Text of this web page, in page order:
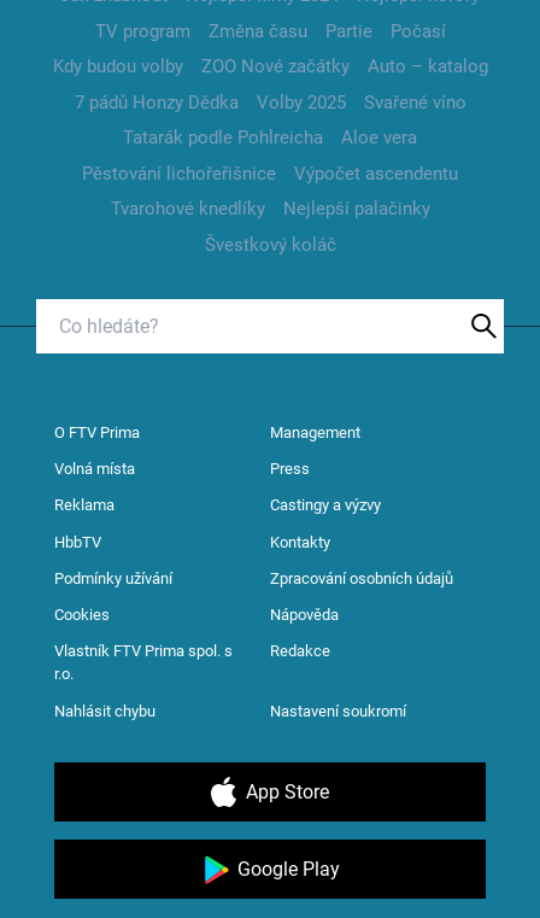
TV program
Změna času Partie
Počasí
Kdy budou volby
ZOO Nové začátky
Auto – katalog
7 pádů Honzy Dědka
Volby 2025
Svařené víno
Tatarák podle Pohlreicha
Aloe vera
Pěstování lichořeřišnice
Výpočet ascendentu
Tvarohové knedlíky
Nejlepší palačinky
Švestkový koláč
O FTV Prima Management
Volná místa Press
Reklama Castingy a výzvy
HbbTV Kontakty
Podmínky užívání Zpracování osobních údajů
Cookies Nápověda
Vlastník FTV Prima spol. s
r.o.
Redakce
Nahlásit chybu Nastavení soukromí
App Store
Google Play